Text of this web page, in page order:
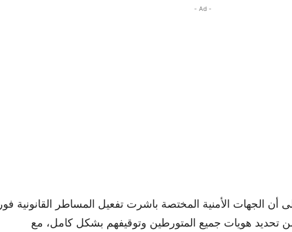
- Ad -
أن الجهات الأمنية المختصة باشرت تفعيل المساطر القانونية فور
تحديد هويات جميع المتورطين وتوقيفهم بشكل كامل، مع